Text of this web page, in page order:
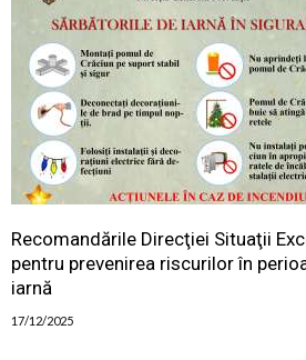
Recomandările Direcţiei Situaţii
pentru prevenirea riscurilor în
iarnă
17/12/2025